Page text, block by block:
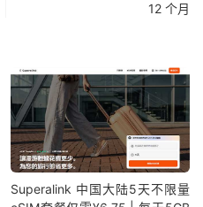
12 个月
Superalink 中国大陆5天不限量